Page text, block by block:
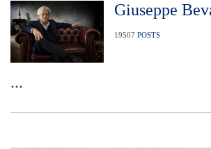
Giuseppe
19507 POSTS
...